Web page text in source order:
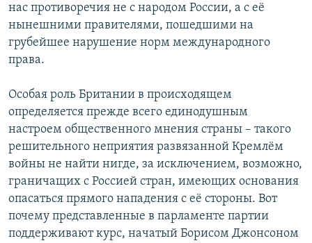
нас противоречия не с народом России, а с её
нынешними правителями, пошедшими на
грубейшее нарушение норм международного
права.
Особая роль Британии в происходящем
определяется прежде всего единодушным
настроем общественного мнения страны – такого
решительного неприятия развязанной Кремлём
войны не найти нигде, за исключением, возможно,
граничащих с Россией стран, имеющих основания
опасаться прямого нападения с её стороны. Вот
почему представленные в парламенте партии
поддерживают курс, начатый Борисом Джонсоном